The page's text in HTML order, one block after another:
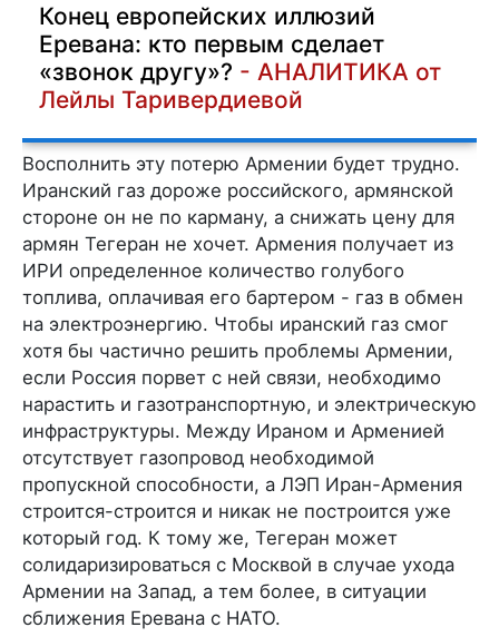
Конец европейских иллюзий
Еревана: кто первым сделает
«звонок другу»? - АНАЛИТИКА от
Лейлы Таривердиевой
Восполнить эту потерю Армении будет трудно.
Иранский газ дороже российского, армянской
стороне он не по карману, а снижать цену для
армян Тегеран не хочет. Армения получает из
ИРИ определенное количество голубого
топлива, оплачивая его бартером - газ в обмен
на электроэнергию. Чтобы иранский газ смог
хотя бы частично решить проблемы Армении,
если Россия порвет с ней связи, необходимо
нарастить и газотранспортную, и электрическую
инфраструктуры. Между Ираном и Арменией
отсутствует газопровод необходимой
пропускной способности, а ЛЭП Иран-Армения
строится-строится и никак не построится уже
который год. К тому же, Тегеран может
солидаризироваться с Москвой в случае ухода
Армении на Запад, а тем более, в ситуации
сближения Еревана с НАТО.